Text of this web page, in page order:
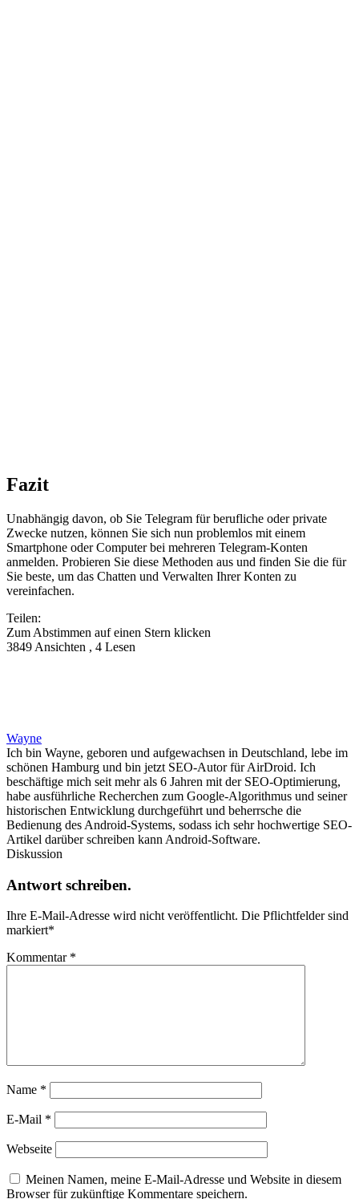
Fazit
Unabhängig davon, ob Sie Telegram für berufliche oder private
Zwecke nutzen, können Sie sich nun problemlos mit einem
Smartphone oder Computer bei mehreren Telegram-Konten
anmelden. Probieren Sie diese Methoden aus und finden Sie die für
Sie beste, um das Chatten und Verwalten Ihrer Konten zu
vereinfachen.
Teilen:
Zum Abstimmen auf einen Stern klicken
3849 Ansichten , 4 Lesen
Wayne
Ich bin Wayne, geboren und aufgewachsen in Deutschland, lebe im
schönen Hamburg und bin jetzt SEO-Autor für AirDroid. Ich
beschäftige mich seit mehr als 6 Jahren mit der SEO-Optimierung,
habe ausführliche Recherchen zum Google-Algorithmus und seiner
historischen Entwicklung durchgeführt und beherrsche die
Bedienung des Android-Systems, sodass ich sehr hochwertige SEO-
Artikel darüber schreiben kann Android-Software.
Diskussion
Antwort schreiben.
Ihre E-Mail-Adresse wird nicht veröffentlicht. Die Pflichtfelder sind
markiert*
Kommentar *
Name *
E-Mail *
Webseite
Meinen Namen, meine E-Mail-Adresse und Website in diesem
Browser für zukünftige Kommentare speichern.